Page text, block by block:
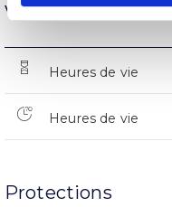
Vie
Heures de vie
Heures de vie
Protections